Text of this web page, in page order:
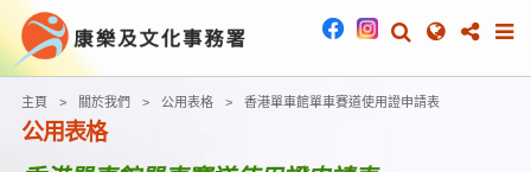
主頁 關於我們 公用表格 香港單車館單車賽道使用證申請表
公用表格